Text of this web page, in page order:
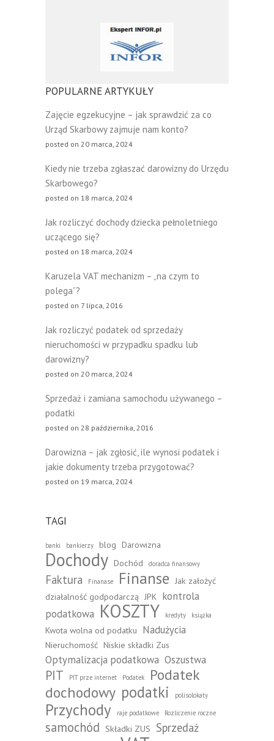
POPULARNE ARTYKUŁY
Zajęcie egzekucyjne – jak sprawdzić za co
Urząd Skarbowy zajmuje nam konto?
posted on 20 marca, 2024
Kiedy nie trzeba zgłaszać darowizny do Urzędu
Skarbowego?
posted on 18 marca, 2024
Jak rozliczyć dochody dziecka pełnoletniego
uczącego się?
posted on 18 marca, 2024
Karuzela VAT mechanizm – „na czym to
polega”?
posted on 7 lipca, 2016
Jak rozliczyć podatek od sprzedaży
nieruchomości w przypadku spadku lub
darowizny?
posted on 20 marca, 2024
Sprzedaż i zamiana samochodu używanego –
podatki
posted on 28 października, 2016
Darowizna – jak zgłosić, ile wynosi podatek i
jakie dokumenty trzeba przygotować?
posted on 19 marca, 2024
TAGI
banki bankierzy blog Darowizna
Dochody Dochód doradca finansowy
Faktura Finanase Finanse Jak założyć
działalność godpodarczą JPK kontrola
podatkowa KOSZTY kredyty książka
Kwota wolna od podatku Nadużycia
Nieruchomość Niskie składki Zus
Optymalizacja podatkowa Oszustwa
PIT PIT prze internet Podatek
Podatek
dochodowy podatki polisolokaty
Przychody raje podatkowe Rozliczenie roczne
samochód Składki ZUS Sprzedaż